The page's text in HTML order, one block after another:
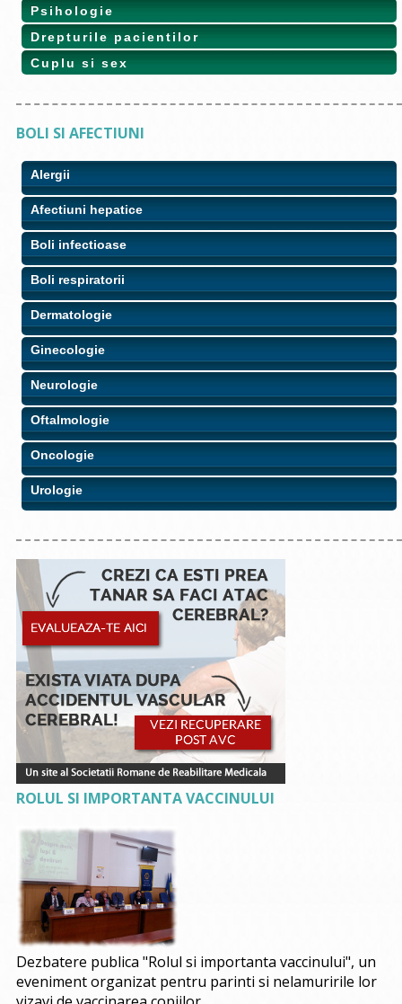
Psihologie
Drepturile pacientilor
Cuplu si sex
BOLI SI AFECTIUNI
Alergii
Afectiuni hepatice
Boli infectioase
Boli respiratorii
Dermatologie
Ginecologie
Neurologie
Oftalmologie
Oncologie
Urologie
ROLUL SI IMPORTANTA VACCINULUI
Dezbatere publica "Rolul si importanta vaccinului", un
eveniment organizat pentru parinti si nelamuririle lor